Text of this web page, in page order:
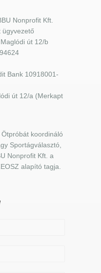
Nonprofit Kft.
ügyvezető
út 12/b
Bank 10918001-
út 12/a (Merkapt
Ötpróbát koordináló
Sportágválasztó,
Nonprofit Kft. a
alapító tagja.